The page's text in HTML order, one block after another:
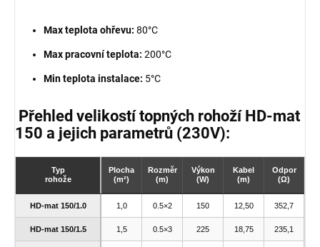
Max teplota ohřevu: 80°C
Max pracovní teplota: 200°C
Min teplota instalace: 5°C
Přehled velikostí topných rohoží HD-mat
150 a jejich parametrů (230V):
Typ
rohože
Plocha
(m²)
Rozměr
(m)
Výkon
(W)
Kabel
(m)
Odpor
(Ω)
HD-mat 150/1.0 1,0 0.5×2 150 12,50 352,7
HD-mat 150/1.5 1,5 0.5×3 225 18,75 235,1